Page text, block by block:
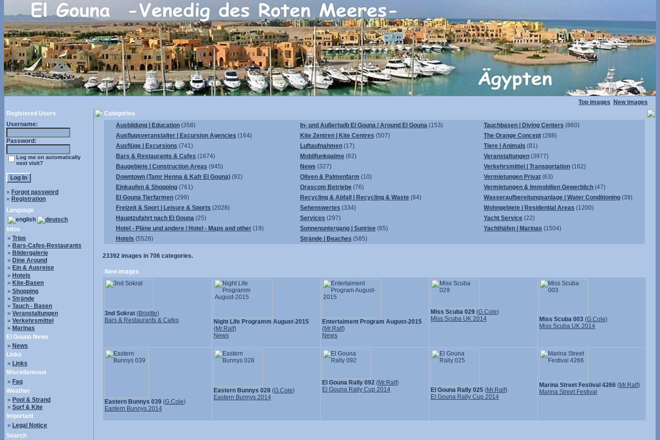
Top images
New images
Registered Users
Username:
Password:
Log me on automatically
next visit?
» Forgot password
» Registration
Language
Infos
» Trips
» Bars-Cafes-Restaurants
» Bildergalerie
» Dine Around
» Ein & Ausreise
» Hotels
» Kite-Basen
» Shopping
» Strände
» Tauch - Basen
» Veranstaltungen
» Verkehrsmittel
» Marinas
El Gouna News
» News
Links
» Links
Miscellaneous
» Faq
Weather
» Pool & Strand
» Surf & Kite
Important
» Legal Notice
Search
Categories
Ausbildung | Education (358)
Ausflugsveranstalter | Excursion Agencies (164)
Ausflüge | Excursions (741)
Bars & Restaurants & Cafes (1674)
Baugebiete | Construction Areas (945)
Downtown (Tamr Henna & Kafr El Gouna) (92)
Einkaufen & Shopping (761)
El Gouna Tierfarmen (299)
Freizeit & Sport | Leisure & Sports (2028)
Hauptzufahrt nach El Gouna (25)
Hotel - Pläne und andere / Hotel - Maps and other (19)
Hotels (5526)
In- und Außerhalb El Gouna / Around El Gouna (153)
Kite Zentren | Kite Centres (507)
Luftaufnahmen (17)
Mobilfunkpalme (62)
News (327)
Oliven & Palmenfarm (10)
Orascom Betriebe (76)
Recycling & Abfall | Recycling & Waste (84)
Sehenswertes (334)
Services (297)
Sonnenuntergang | Sunrise (65)
Strände | Beaches (585)
Tauchbasen | Diving Centers (860)
The Orange Concept (288)
Tiere | Animals (81)
Veranstaltungen (3977)
Verkehrsmittel | Transportation (162)
Vermietungen Privat (63)
Vermietungen & Immobilien Gewerblich (47)
Wasseraufbereitungsanlage | Water Conditioning (39)
Wohngebiete | Residential Areas (1200)
Yacht Service (22)
Yachthäfen | Marinas (1504)
23392 images in 706 categories.
New images
3nd Sokrat (Brigitte)
Bars & Restaurants & Cafes
Night Life Programm August-2015
(Mr.Ralf)
News
Entertaiment Program August-2015
(Mr.Ralf)
News
Miss Scuba 029 (G.Cole)
Miss Scuba UK 2014
Miss Scuba 003 (G.Cole)
Miss Scuba UK 2014
Eastern Bunnys 039 (G.Cole)
Eastern Bunnys 2014
Eastern Bunnys 028 (G.Cole)
Eastern Bunnys 2014
El Gouna Rally 092 (Mr.Ralf)
El Gouna Rally Cup 2014
El Gouna Rally 025 (Mr.Ralf)
El Gouna Rally Cup 2014
Marina Street Festival 4266 (Mr.Ralf)
Marina Street Festival